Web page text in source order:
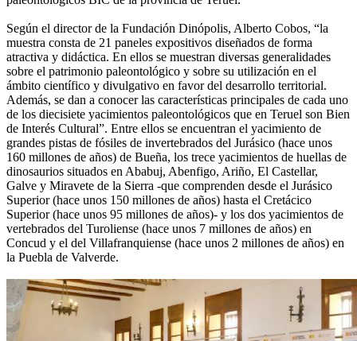
Según el director de la Fundación Dinópolis, Alberto Cobos, “la
muestra consta de 21 paneles expositivos diseñados de forma
atractiva y didáctica. En ellos se muestran diversas generalidades
sobre el patrimonio paleontológico y sobre su utilización en el
ámbito científico y divulgativo en favor del desarrollo territorial.
Además, se dan a conocer las características principales de cada uno
de los diecisiete yacimientos paleontológicos que en Teruel son Bien
de Interés Cultural”. Entre ellos se encuentran el yacimiento de
grandes pistas de fósiles de invertebrados del Jurásico (hace unos
160 millones de años) de Bueña, los trece yacimientos de huellas de
dinosaurios situados en Ababuj, Abenfigo, Ariño, El Castellar,
Galve y Miravete de la Sierra -que comprenden desde el Jurásico
Superior (hace unos 150 millones de años) hasta el Cretácico
Superior (hace unos 95 millones de años)- y los dos yacimientos de
vertebrados del Turoliense (hace unos 7 millones de años) en
Concud y el del Villafranquiense (hace unos 2 millones de años) en
la Puebla de Valverde.